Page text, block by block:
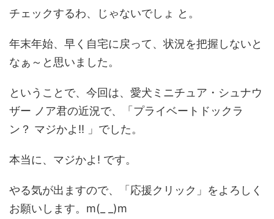
チェックするわ、じゃないでしょ と。
年末年始、早く自宅に戻って、状況を把握しないと
なぁ～と思いました。
ということで、今回は、愛犬ミニチュア・シュナウ
ザー ノア君の近況で、「プライベートドックラ
ン？ マジかよ!! 」でした。
本当に、マジかよ! です。
やる気が出ますので、「応援クリック」をよろしく
お願いします。m(_ _)m